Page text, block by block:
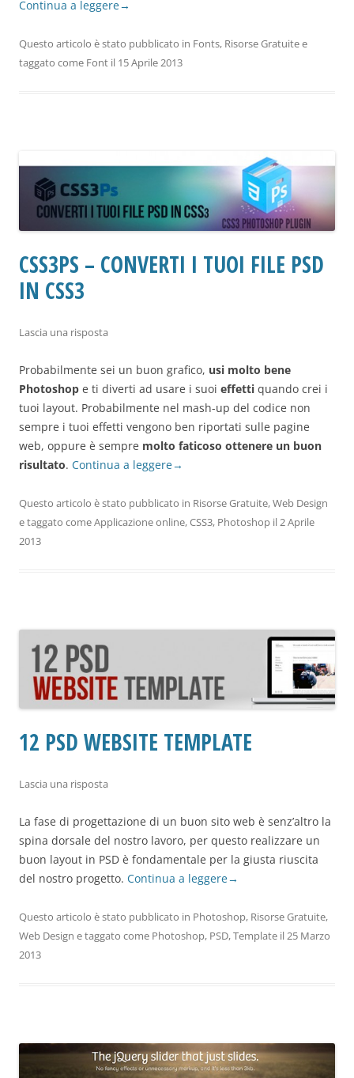
Continua a leggere→
Questo articolo è stato pubblicato in Fonts, Risorse Gratuitee
taggato come Font il 15 Aprile 2013
CSS3PS – CONVERTI I TUOI FILE PSD
IN CSS3
Lascia una risposta
Probabilmente sei un buon grafico, usi molto bene
Photoshop e ti diverti ad usare i suoi effetti quando crei i
tuoi layout. Probabilmente nel mash-up del codice non
sempre i tuoi effetti vengono ben riportati sulle pagine
web, oppure è sempre molto faticoso ottenere un buon
risultato. Continua a leggere→
Questo articolo è stato pubblicato in Risorse Gratuite,Web Design
e taggato comeApplicazione online,CSS3, Photoshop il2 Aprile
2013
12 PSD WEBSITE TEMPLATE
Lascia una risposta
La fase di progettazione di un buon sito web è senz’altro la
spina dorsale del nostro lavoro, per questo realizzare un
buon layout in PSD è fondamentale per la giusta riuscita
del nostro progetto. Continua a leggere→
Questo articolo è stato pubblicato in Photoshop, Risorse Gratuite,
Web Design e taggato come Photoshop, PSD,Template il25 Marzo
2013